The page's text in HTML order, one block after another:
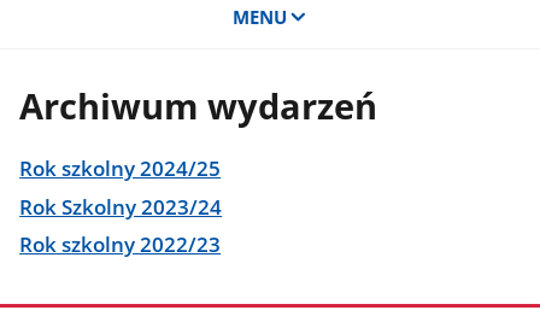
MENU
Archiwum wydarzeń
Rok szkolny 2024/25
Rok Szkolny 2023/24
Rok szkolny 2022/23